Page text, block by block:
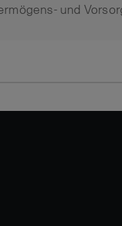
und